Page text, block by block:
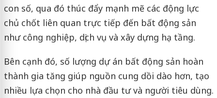
con số, qua đó thúc đẩy mạnh mẽ các động lực
chủ chốt liên quan trực tiếp đến bất động sản
như công nghiệp, dịch vụ và xây dựng hạ tầng.
Bên cạnh đó, số lượng dự án bất động sản hoàn
thành gia tăng giúp nguồn cung dồi dào hơn, tạo
nhiều lựa chọn cho nhà đầu tư và người tiêu dùng.